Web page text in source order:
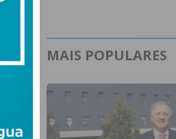
MAIS POPULARES